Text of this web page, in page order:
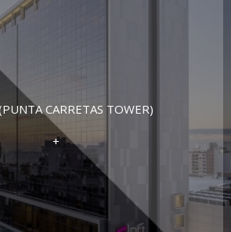
CARRETAS TOWER)
+